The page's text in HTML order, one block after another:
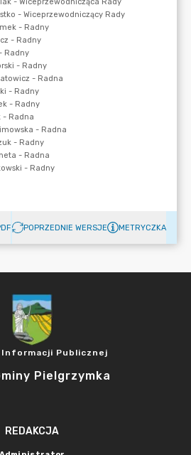
POPRZEDNIE WERSJE METRYCZKA
Publicznej
Pielgrzymka
REDAKCJA